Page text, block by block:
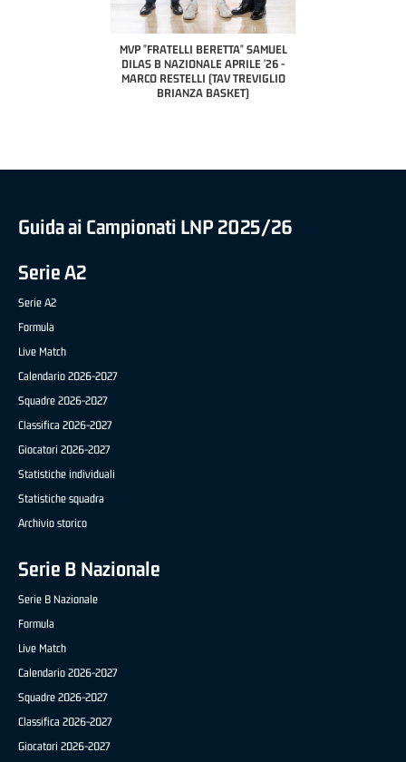
MVP "FRATELLI BERETTA" SAMUEL
DILAS B NAZIONALE APRILE '26 -
MARCO RESTELLI (TAV TREVIGLIO
BRIANZA BASKET)
Guida ai Campionati LNP 2025/26
Serie A2
Serie A2
Formula
Live Match
Calendario 2026-2027
Squadre 2026-2027
Classifica 2026-2027
Giocatori 2026-2027
Statistiche individuali
Statistiche squadra
Archivio storico
Serie B Nazionale
Serie B Nazionale
Formula
Live Match
Calendario 2026-2027
Squadre 2026-2027
Classifica 2026-2027
Giocatori 2026-2027